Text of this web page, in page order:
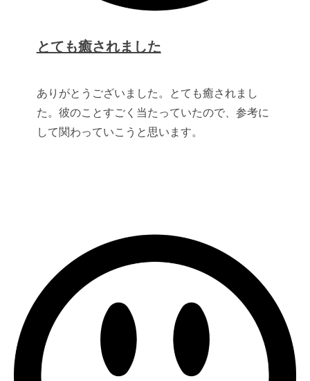
とても癒されました
ありがとうございました。とても癒されまし
た。彼のことすごく当たっていたので、参考に
して関わっていこうと思います。